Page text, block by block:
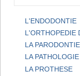
L'ENDODONTIE
L'ORTHOPEDIE
LA
LA
LA PROTHESE